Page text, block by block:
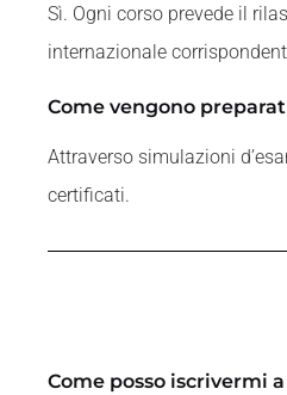
Sì. Ogni corso prevede il
internazionale
Come vengono
Attraverso simulazioni
certificati.
Come posso iscrivermi